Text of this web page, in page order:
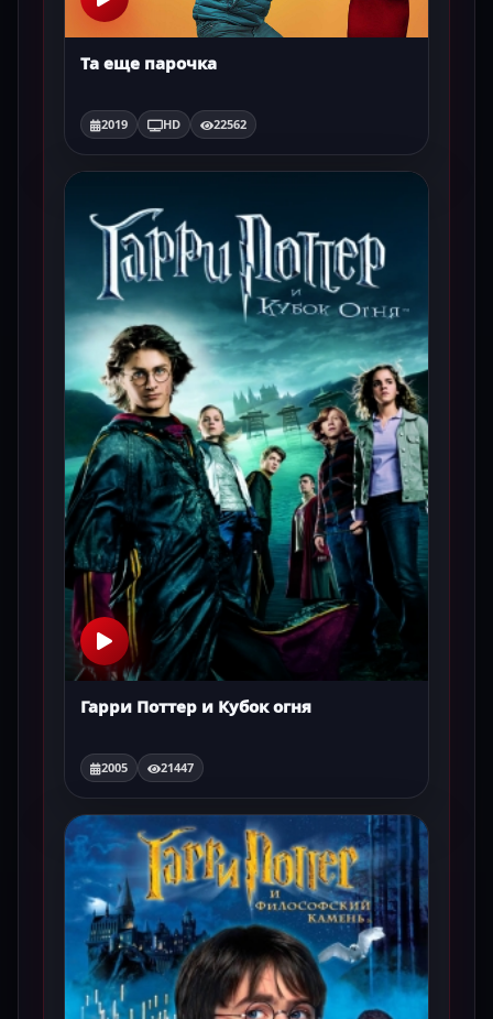
Та еще парочка
2019 HD 22562
Гарри Поттер и Кубок огня
2005 21447